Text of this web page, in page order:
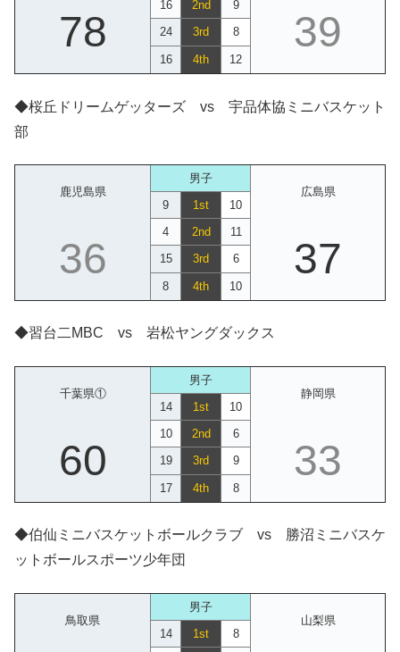
78
16 2nd 9
39
24 3rd 8
16 4th 12
◆桜丘ドリームゲッターズ vs 宇品体協ミニバスケット
部
鹿児島県
男子
広島県
9
1st 10
36
4 2nd 11
37
15 3rd 6
8 4th 10
◆習台二MBC vs 岩松ヤングダックス
千葉県①
男子
静岡県
14
1st 10
60
10 2nd 6
33
19 3rd 9
17 4th 8
◆伯仙ミニバスケットボールクラブ vs 勝沼ミニバスケ
ットボールスポーツ少年団
鳥取県
男子
山梨県
14
1st 8